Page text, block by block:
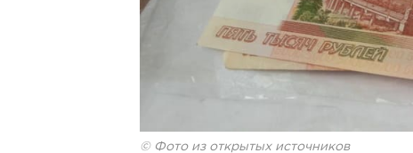
© Фото из открытых источников